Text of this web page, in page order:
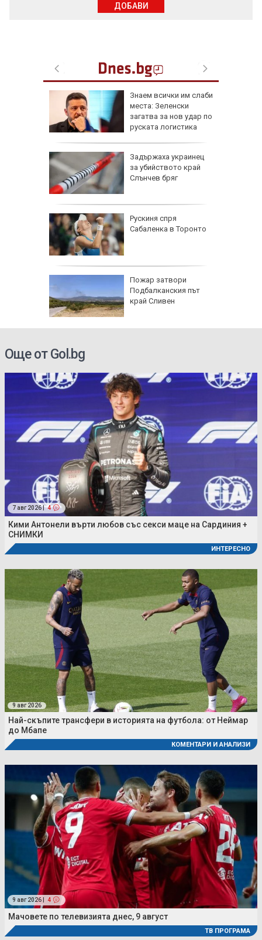
Знаем всички им слаби
места: Зеленски
загатва за нов удар по
руската логистика
Задържаха украинец
за убийството край
Слънчев бряг
Рускиня спря
Сабаленка в Торонто
Пожар затвори
Подбалканския път
край Сливен
ДОБАВИ
Още от Gol.bg
7 авг 2026 | 4
Кими Антонели върти любов със секси маце на Сардиния +
СНИМКИ
ИНТЕРЕСНО
9 авг 2026
Най-скъпите трансфери в историята на футбола: от Неймар
до Мбапе
КОМЕНТАРИ И АНАЛИЗИ
9 авг 2026 | 4
Мачовете по телевизията днес, 9 август
ТВ ПРОГРАМА